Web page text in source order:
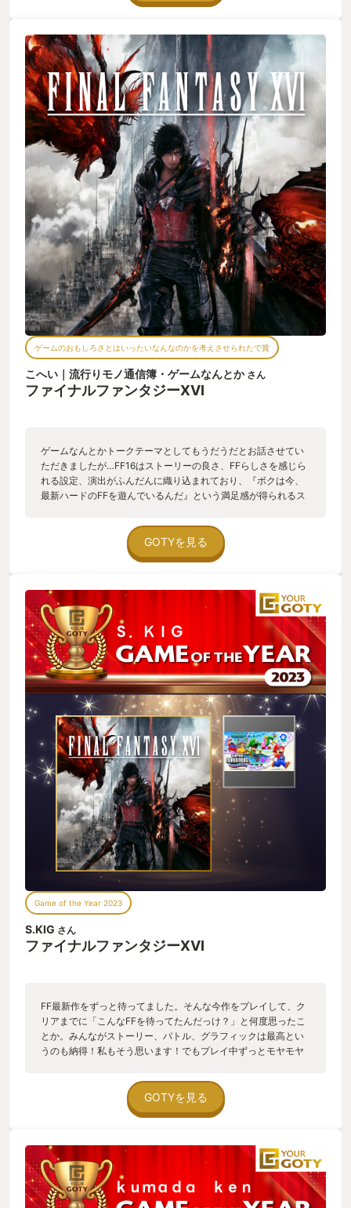
在しないと思うので否の意見もあって当然で、それ自体に問題
いるかのような印象が広まるのは納得いかないし、残念な気持
ちになりますね。 「FINAL FANTASY XVI」が今年遊んだゲーム
の中で一番心に残る作品となったユーザーの一人として、私の
GOTY2023とします！
が、各自の中にそれぞれのFFらしさは必ず存在していて、最早
好みの問題であろう。 本作のFFらしさは、私の考え得るFFらし
さと合致したということだけは間違いない。 これからも初老向
けのゲームとして、長く存在して欲しいシリーズである。
ゲームのおもしろさとはいったいなんなのかを考えさせられたで賞
こへい｜流行りモノ通信簿・ゲームなんとかさん
ファイナルファンタジーXVI
ゲームなんとかトークテーマとしてもうだうだとお話させてい
ただきましたが…FF16はストーリーの良さ、FFらしさを感じら
れる設定、演出がふんだんに織り込まれており、『ボクは今、
最新ハードのFFを遊んでいるんだ』という満足感が得られるス
リ…などはゲーム的に存在感が薄いことであったり、クライヴ
くん以外の仲間っていてもいなくても存在を感じにくい…トル
ガルがホントに強くなってるのかよくわからん…といったスト
ず… ストーリーなどなど良い面は本当に良いのに、味気ない部
分が気になってしまって素直に楽しみ切れない… なぜ長所を見
つめることはできないのか？ そんな気持ちにかられるゲームで
した。ボクはFF16は良いゲームだったなと思います。でも心の
底からそう言い切れていないという自覚もあり、ゲームのおも
しろさとはいったいなんなのか…それをFF16を遊んでいる期
間、ブツブツと考え続けてしまいました。 FF16、楽しかったで
す。ホントです🙄
GOTYを見る
Game of the Year 2023
S.KIG さん
ファイナルファンタジーXVI
FF最新作をずっと待ってました。そんな今作をプレイして、ク
リアまでに「こんなFFを待ってたんだっけ？」と何度思ったこ
とか。みんながストーリー、バトル、グラフィックは最高とい
うのも納得！私もそう思います！でもプレイ中ずっとモヤモヤ
ないモヤモヤは。と、ものすごく考えさせられたゲームでし
た。そんな今作でしたが、個人的に過去作のあのシーンがセル
フオマージュされていて、とても感激したのでFF16にさせてい
GOTYを見る